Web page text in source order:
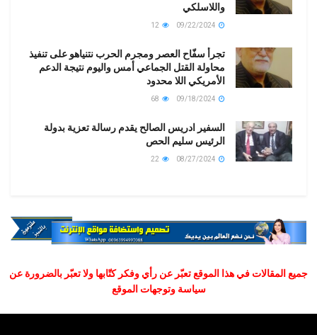
واللاسلكي
تجرأ سفّاح العصر ومجرم الحرب نتنياهو على تنفيذ
محاولة القتل الجماعي أمس واليوم نتيجة الدعم
الأمريكي اللا محدود
السفير ادريس الصالح يقدم رسالة تعزية بدولة
الرئيس سليم الحص
جميع المقالات في هذا الموقع تعبّر عن رأي وفكر كتّابها ولا تعبّر بالضرورة عن
سياسة وتوجهات الموقع